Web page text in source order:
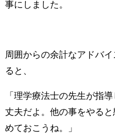
事にしました。
周囲からの余計なアドバ
ると、
「理学療法士の先生が指
丈夫だよ。他の事をやる
めておこうね。」